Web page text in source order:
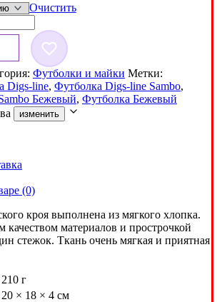
Очистить
Футболки и майки Метки:
Digs-line, Футболка Digs-line Sambo,
Бежевый, Футболка Бежевый
изменить
(0)
кроя выполнена из мягкого хлопка.
качеством материалов и прострочкой
стежок. Ткань очень мягкая и приятная
210 г
20 × 18 × 4 см